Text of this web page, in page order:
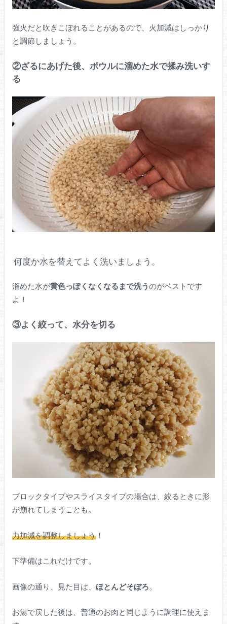
強火だと吹きこぼれることがあるので、火加減はしっかり
と調節しましょう。
②ざるにあげた後、ボウルに溜めた水で揉み洗いす
る
何度か水を替えてよく洗いましょう。
溜めた水が黄色っぽくなくなるまで洗うのがベストです
よ！
③よく絞って、水分を切る
ブロックタイプやスライスタイプの場合は、絞るときに形
が崩れてしまうことも。
力加減を調整しましょう！
下準備はこれだけです。
画像の通り、見た目は、 ほとんどそぼろ。
お湯で戻した後は、普通のお肉と同じように調理に使えま